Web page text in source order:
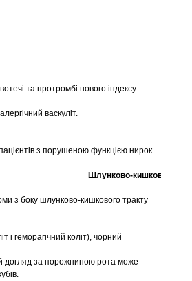
та протромбі нового індексу.
васкуліт.
з порушеною функцією нирок
Шлунково-кишкові реакції.
з боку шлунково-кишкового тракту
і геморагічний коліт), чорний
догляд за порожниною рота може